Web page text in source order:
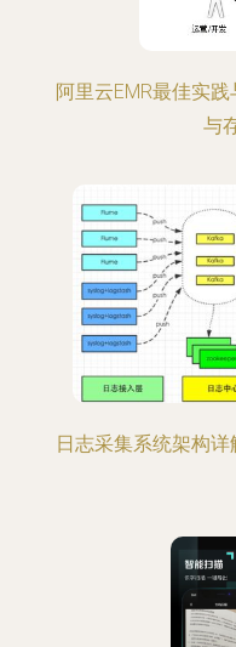
阿里云EMR最佳实
与
日志采集系统架构